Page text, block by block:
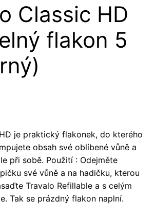
Classic HD
flakon 5
je praktický flakonek, do kterého
obsah své oblíbené vůně a
při sobě. Použití : Odejměte
své vůně a na hadičku, kterou
Travalo Refillable a s celým
Tak se prázdný flakon naplní.